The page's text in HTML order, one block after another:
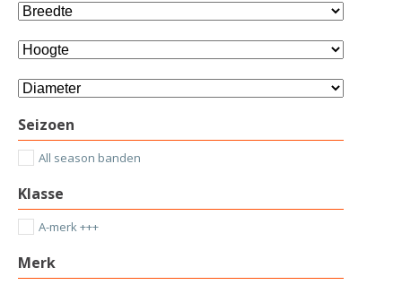
Seizoen
All season banden
Klasse
A-merk +++
Merk